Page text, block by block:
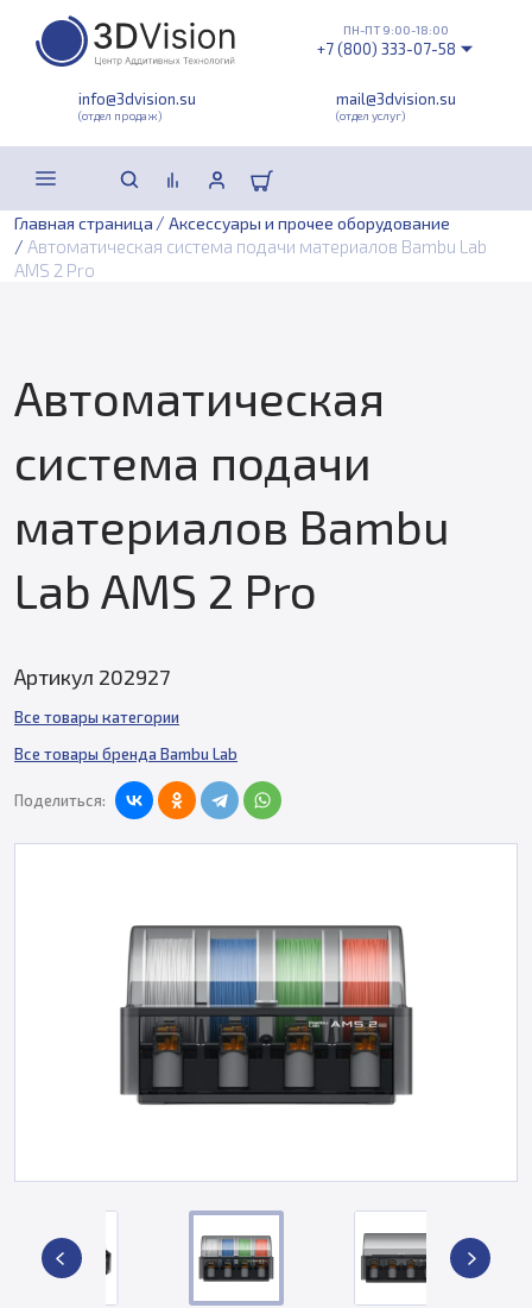
info@3dvision.su
(отдел продаж)
mail@3dvision.su
(отдел услуг)
ПН-ПТ 9:00-18:00
+7 (800) 333-07-58
Главная страница / Аксессуары и прочее оборудование
/ Автоматическая система подачи материалов Bambu Lab
AMS 2 Pro
Автоматическая
система подачи
материалов Bambu
Lab AMS 2 Pro
Артикул 202927
Все товары категории
Все товары бренда Bambu Lab
Поделиться: